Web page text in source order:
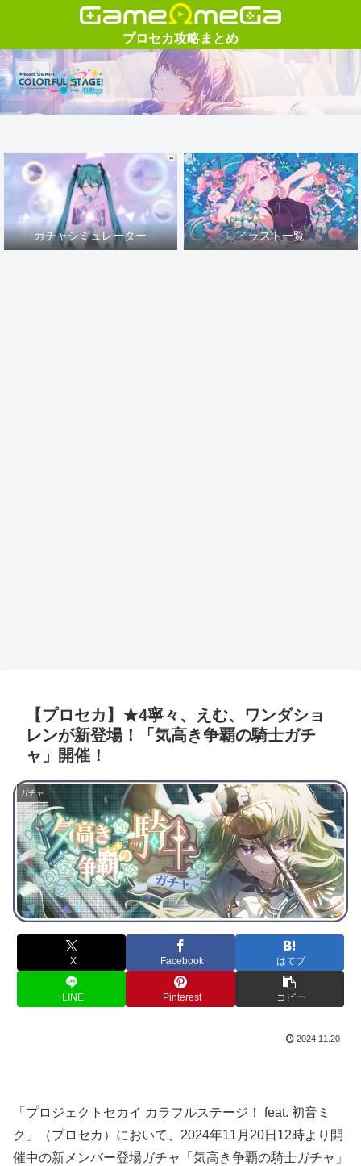
ガチャシミュレーター イラスト一覧
【プロセカ】★4寧々、えむ、ワンダショ
レンが新登場！「気高き争覇の騎士ガチ
ャ」開催！
ガチャ
X Facebook はてブ
LINE Pinterest コピー
2024.11.20
「プロジェクトセカイ カラフルステージ！ feat. 初音ミ
ク」（プロセカ）において、2024年11月20日12時より開
催中の新メンバー登場ガチャ「気高き争覇の騎士ガチャ」